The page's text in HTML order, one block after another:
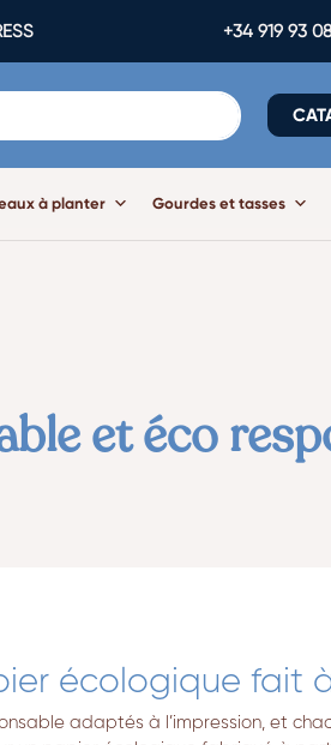
+34 919 93
à planter Gourdes et tasses
et éco
écologique fait
adaptés à l’impression, et